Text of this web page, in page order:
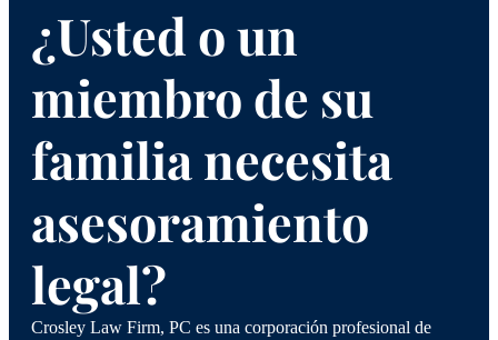
¿Usted o un
miembro de su
familia necesita
asesoramiento
legal?
Crosley Law Firm, PC es una corporación profesional de